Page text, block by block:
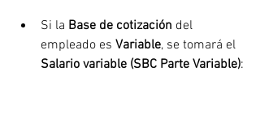
Si la Base de cotización del
empleado es Variable, se tomará el
Salario variable (SBC Parte Variable):